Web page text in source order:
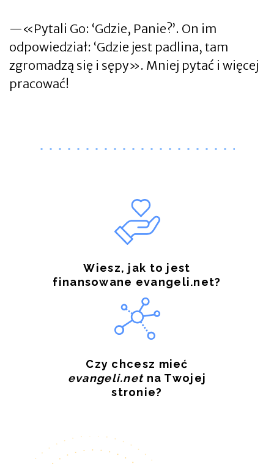
—«Pytali Go: ‘Gdzie, Panie?’. On im
odpowiedział: ‘Gdzie jest padlina, tam
zgromadzą się i sępy». Mniej pytać i więcej
pracować!
Wiesz, jak to jest
finansowane evangeli.net?
Czy chcesz mieć
evangeli.netna Twojej
stronie?